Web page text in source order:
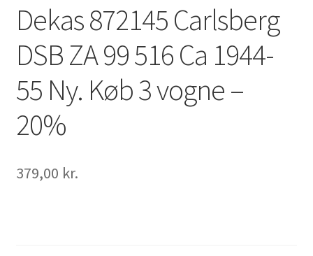
Dekas 872145 Carlsberg
DSB ZA 99 516 Ca 1944-
55 Ny. Køb 3 vogne –
20%
379,00 kr.